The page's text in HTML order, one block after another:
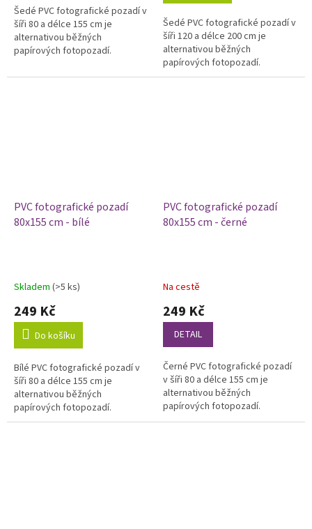
5
hvězdiček.
Šedé PVC fotografické pozadí v
šíři 80 a délce 155 cm je
alternativou běžných
papírových fotopozadí.
je odolnost a omyvatelnost,
Šedé PVC fotografické pozadí v
šíři 120 a délce 200 cm je
alternativou běžných
papírových fotopozadí.
Výhodou vinylových fotopozadí
PVC fotografické pozadí
80x155 cm - bílé
Skladem (>5 ks)
249 Kč
Do košíku
Bílé PVC fotografické pozadí v
šíři 80 a délce 155 cm je
alternativou běžných
papírových fotopozadí.
Výhodou vinylových fotopozadí
PVC fotografické pozadí
80x155 cm - černé
Na cestě
249 Kč
DETAIL
Černé PVC fotografické pozadí
v šíři 80 a délce 155 cm je
alternativou běžných
papírových fotopozadí.
Výhodou vinylových fotopozadí